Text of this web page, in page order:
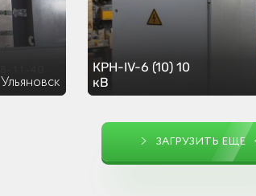
Ульяновск
КРН-IV-6 (10) 10
кВ
ЗАГРУЗИТЬ ЕЩЕ